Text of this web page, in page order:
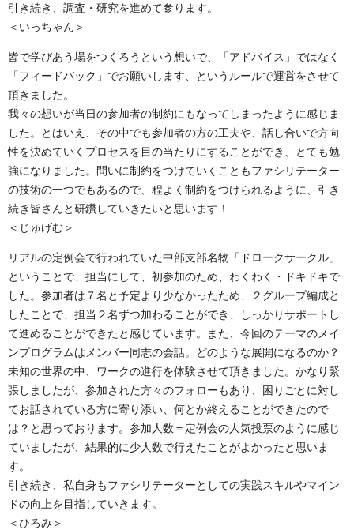
引き続き、調査・研究を進めて参ります。
＜いっちゃん＞
皆で学びあう場をつくろうという想いで、「アドバイス」ではなく
「フィードバック」でお願いします、というルールで運営をさせて
頂きました。
我々の想いが当日の参加者の制約にもなってしまったように感じま
した。とはいえ、その中でも参加者の方の工夫や、話し合いで方向
性を決めていくプロセスを目の当たりにすることができ、とても勉
強になりました。問いに制約をつけていくこともファシリテーター
の技術の一つでもあるので、程よく制約をつけられるように、引き
続き皆さんと研鑽していきたいと思います！
＜じゅげむ＞
リアルの定例会で行われていた中部支部名物「ドロークサークル」
ということで、担当にして、初参加のため、わくわく・ドキドキで
した。参加者は７名と予定より少なかったため、２グループ編成と
したことで、担当２名ずつ加わることができ、しっかりサポートし
て進めることができたと感じています。また、今回のテーマのメイ
ンプログラムはメンバー同志の会話。どのような展開になるのか？
未知の世界の中、ワークの進行を体験させて頂きました。かなり緊
張しましたが、参加された方々のフォローもあり、困りごとに対し
てお話されている方に寄り添い、何とか終えることができたので
は？と思っております。参加人数＝定例会の人気投票のように感じ
ていましたが、結果的に少人数で行えたことがよかったと思いま
す。
引き続き、私自身もファシリテーターとしての実践スキルやマイン
ドの向上を目指していきます。
＜ひろみ＞